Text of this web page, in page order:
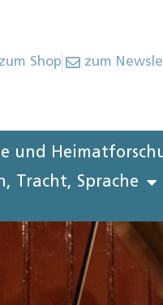
zum Shop zum
und
Tracht, Sprache